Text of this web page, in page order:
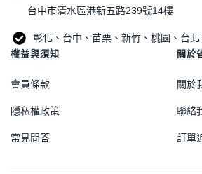
台中市清水區港新五路239號14樓
彰化、台中、苗栗、新竹、桃園、台
權益與須知
會員條款
隱私權政策
常見問答
關於
關於
聯絡
訂單